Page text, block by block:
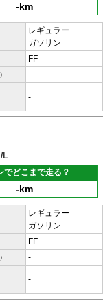
-km
レギュラー
ガソリン
FF
-
-
L
でどこまで走る？
-km
レギュラー
ガソリン
FF
-
-